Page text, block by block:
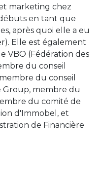
marketing chez
débuts en tant que
après quoi elle a eu
Elle est également
VBO (Fédération des
du conseil
du conseil
Group, membre du
du comité de
d'Immobel, et
de Financière